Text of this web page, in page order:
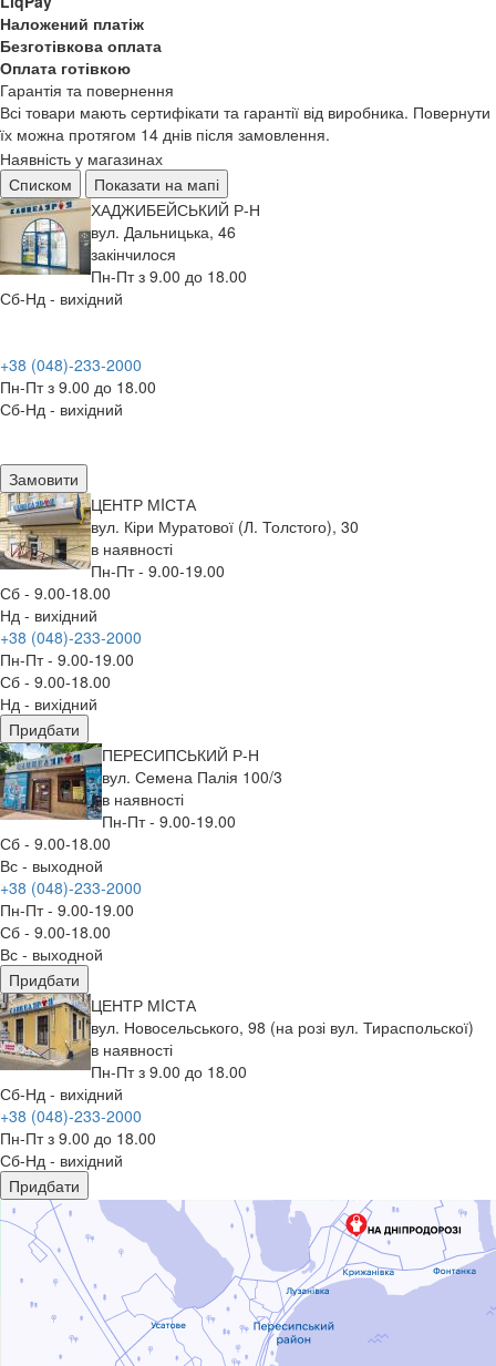
Наложений платіж
Безготівкова оплата
Оплата готівкою
Гарантія та повернення
Всі товари мають сертифікати та гарантії від виробника. Повернути
їх можна протягом 14 днів після замовлення.
Наявність у магазинах
Списком
Показати на мапі
ХАДЖИБЕЙСЬКИЙ Р-Н
вул. Дальницька, 46
закінчилося
Пн-Пт з 9.00 до 18.00
Сб-Нд - вихідний
+38 (048)-233-2000
Пн-Пт з 9.00 до 18.00
Сб-Нд - вихідний
Замовити
ЦЕНТР МIСТА
вул. Кіри Муратової (Л. Толстого), 30
в наявності
Пн-Пт - 9.00-19.00
Сб - 9.00-18.00
Нд - вихідний
+38 (048)-233-2000
Пн-Пт - 9.00-19.00
Сб - 9.00-18.00
Нд - вихідний
Придбати
ПЕРЕСИПСЬКИЙ Р-Н
вул. Семена Палія 100/3
в наявності
Пн-Пт - 9.00-19.00
Сб - 9.00-18.00
Вс - выходной
+38 (048)-233-2000
Пн-Пт - 9.00-19.00
Сб - 9.00-18.00
Вс - выходной
Придбати
ЦЕНТР МIСТА
вул. Новосельського, 98 (на розі вул. Тираспольскої)
в наявності
Пн-Пт з 9.00 до 18.00
Сб-Нд - вихідний
+38 (048)-233-2000
Пн-Пт з 9.00 до 18.00
Сб-Нд - вихідний
Придбати